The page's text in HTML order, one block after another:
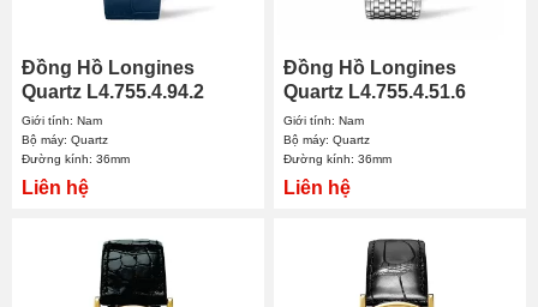
Đồng Hồ Longines
Quartz L4.755.4.94.2
36mm Nam
Giới tính: Nam
Bộ máy: Quartz
Đường kính: 36mm
Liên hệ
Đồng Hồ Longines
Quartz L4.755.4.51.6
36mm Nam
Giới tính: Nam
Bộ máy: Quartz
Đường kính: 36mm
Liên hệ